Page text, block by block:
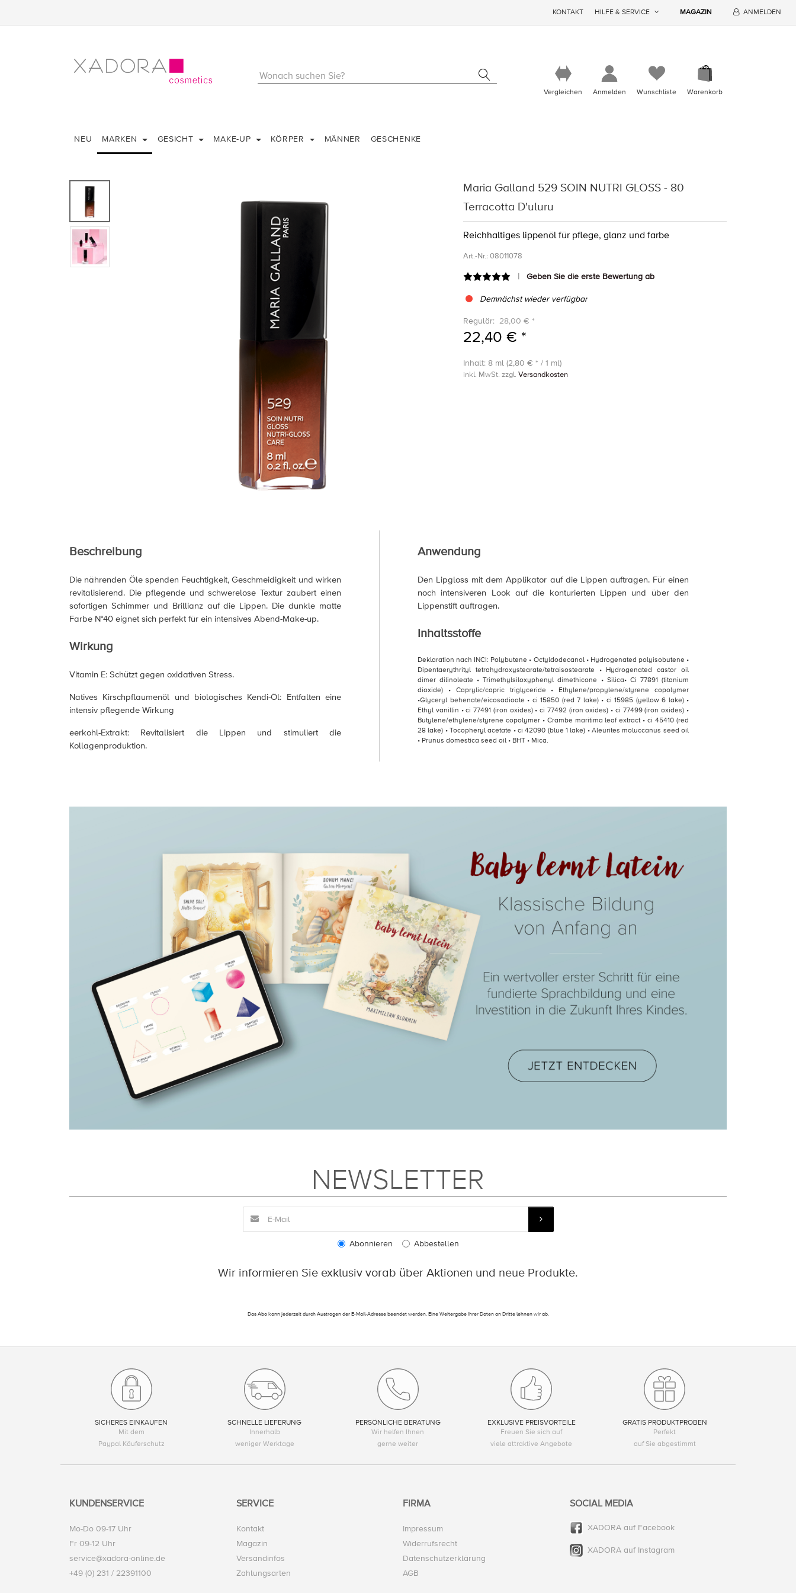
KONTAKT HILFE & SERVICE MAGAZIN ANMELDEN
Vergleichen Anmelden Wunschliste Warenkorb
NEU MARKEN GESICHT MAKE-UP KÖRPER MÄNNER GESCHENKE
Maria Galland 529 SOIN NUTRI GLOSS - 80
Terracotta D'uluru
Reichhaltiges lippenöl für pflege, glanz und farbe
Art.-Nr.: 08011078
Geben Sie die erste Bewertung ab
Demnächst wieder verfügbar
Regulär: 28,00 € *
22,40 € *
Inhalt: 8 ml (2,80 € * / 1 ml)
inkl. MwSt. zzgl. Versandkosten
Beschreibung
Die nährenden Öle spenden Feuchtigkeit, Geschmeidigkeit und wirken
revitalisierend. Die pflegende und schwerelose Textur zaubert einen
sofortigen Schimmer und Brillianz auf die Lippen. Die dunkle matte
Farbe N°40 eignet sich perfekt für ein intensives Abend-Make-up.
Wirkung
Vitamin E: Schützt gegen oxidativen Stress.
Natives Kirschpflaumenöl und biologisches Kendi-Öl: Entfalten eine
intensiv pflegende Wirkung
eerkohl-Extrakt: Revitalisiert die Lippen und stimuliert die
Kollagenproduktion.
Anwendung
Den Lipgloss mit dem Applikator auf die Lippen auftragen. Für einen
noch intensiveren Look auf die konturierten Lippen und über den
Lippenstift auftragen.
Inhaltsstoffe
Deklaration nach INCI: Polybutene • Octyldodecanol • Hydrogenated polyisobutene •
Dipentaerythrityl tetrahydroxystearate/tetraisostearate • Hydrogenated castor oil
dimer dilinoleate • Trimethylsiloxyphenyl dimethicone • Silica• Ci 77891 (titanium
dioxide) • Caprylic/capric triglyceride • Ethylene/propylene/styrene copolymer
•Glyceryl behenate/eicosadioate • ci 15850 (red 7 lake) • ci 15985 (yellow 6 lake) •
Ethyl vanillin • ci 77491 (iron oxides) • ci 77492 (iron oxides) • ci 77499 (iron oxides) •
Butylene/ethylene/styrene copolymer • Crambe maritima leaf extract • ci 45410 (red
28 lake) • Tocopheryl acetate • ci 42090 (blue 1 lake) • Aleurites moluccanus seed oil
• Prunus domestica seed oil • BHT • Mica.
NEWSLETTER
Abonnieren Abbestellen
Wir informieren Sie exklusiv vorab über Aktionen und neue Produkte.
Das Abo kann jederzeit durch Austragen der E-Mail-Adresse beendet werden. Eine Weitergabe Ihrer Daten an Dritte lehnen wir ab.
SICHERES EINKAUFEN
Mit dem
Paypal Käuferschutz
SCHNELLE LIEFERUNG
Innerhalb
weniger Werktage
PERSÖNLICHE BERATUNG
Wir helfen Ihnen
gerne weiter
EXKLUSIVE PREISVORTEILE
Freuen Sie sich auf
viele attraktive Angebote
GRATIS PRODUKTPROBEN
Perfekt
auf Sie abgestimmt
KUNDENSERVICE
Mo-Do 09-17 Uhr
Fr 09-12 Uhr
service@xadora-online.de
+49 (0) 231 / 22391100
SERVICE
Kontakt
Magazin
Versandinfos
Zahlungsarten
FIRMA
Impressum
Widerrufsrecht
Datenschutzerklärung
AGB
SOCIAL MEDIA
XADORA auf Facebook
XADORA auf Instagram